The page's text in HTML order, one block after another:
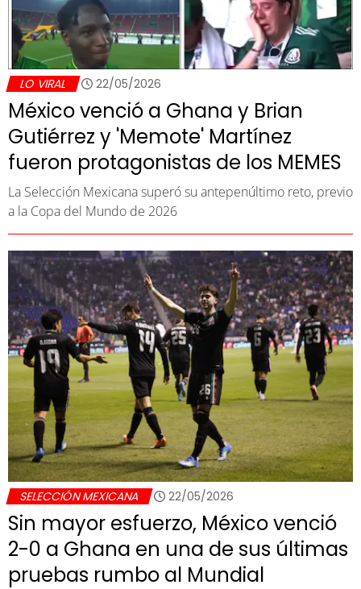
LO VIRAL 22/05/2026
México venció a Ghana y Brian
Gutiérrez y 'Memote' Martínez
fueron protagonistas de los MEMES
La Selección Mexicana superó su antepenúltimo reto, previo
a la Copa del Mundo de 2026
SELECCIÓN MEXICANA 22/05/2026
Sin mayor esfuerzo, México venció
2-0 a Ghana en una de sus últimas
pruebas rumbo al Mundial